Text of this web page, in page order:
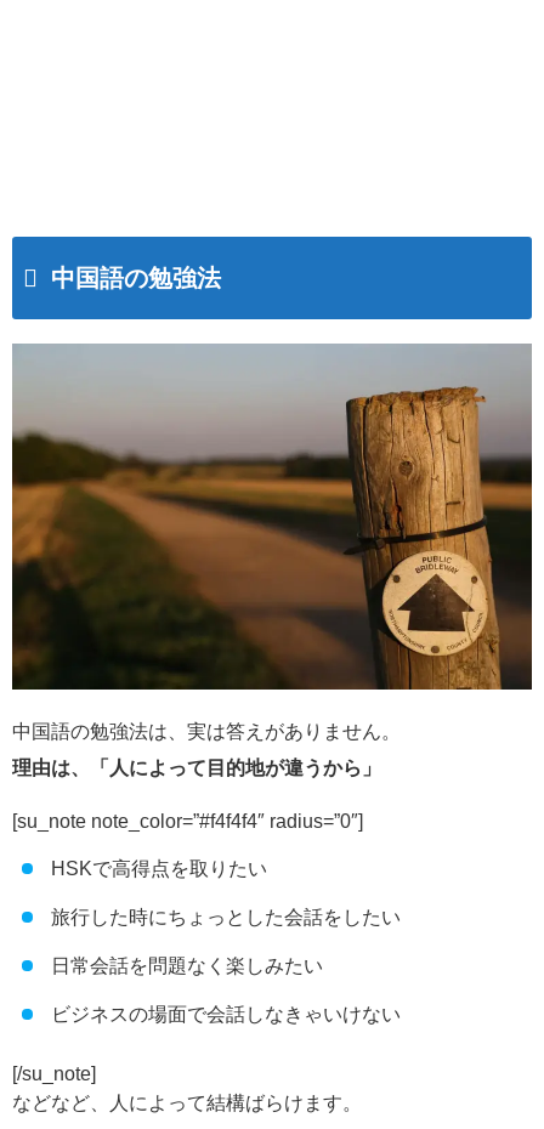
中国語の勉強法
中国語の勉強法は、実は答えがありません。
理由は、「人によって目的地が違うから」
[su_note note_color=”#f4f4f4″ radius=”0″]
HSKで高得点を取りたい
旅行した時にちょっとした会話をしたい
日常会話を問題なく楽しみたい
ビジネスの場面で会話しなきゃいけない
[/su_note]
などなど、人によって結構ばらけます。